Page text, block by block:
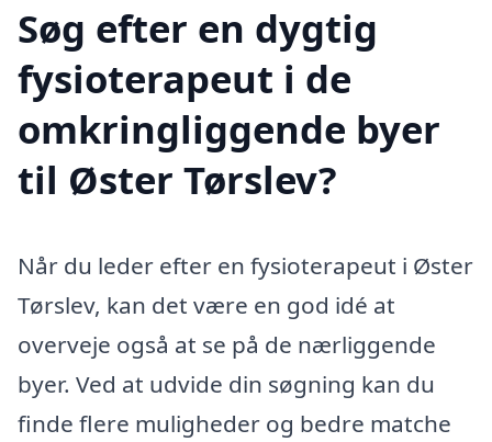
Søg efter en dygtig
fysioterapeut i de
omkringliggende byer
til Øster Tørslev?
Når du leder efter en fysioterapeut i Øster
Tørslev, kan det være en god idé at
overveje også at se på de nærliggende
byer. Ved at udvide din søgning kan du
finde flere muligheder og bedre matche